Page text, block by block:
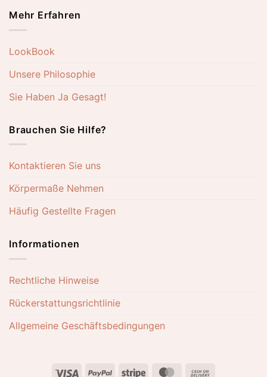
Mehr Erfahren
LookBook
Unsere Philosophie
Sie Haben Ja Gesagt!
Brauchen Sie Hilfe?
Kontaktieren Sie uns
Körpermaße Nehmen
Häufig Gestellte Fragen
Informationen
Rechtliche Hinweise
Rückerstattungsrichtlinie
Allgemeine Geschäftsbedingungen
Visa PayPal Stripe MasterCard